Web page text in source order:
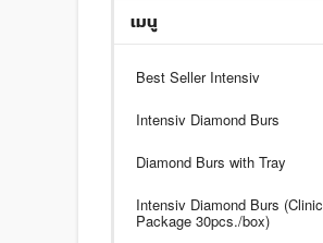
เมนู
Best Seller Intensiv
Intensiv Diamond Burs
Diamond Burs with Tray
Intensiv Diamond Burs (Clinic
Package 30pcs./box)